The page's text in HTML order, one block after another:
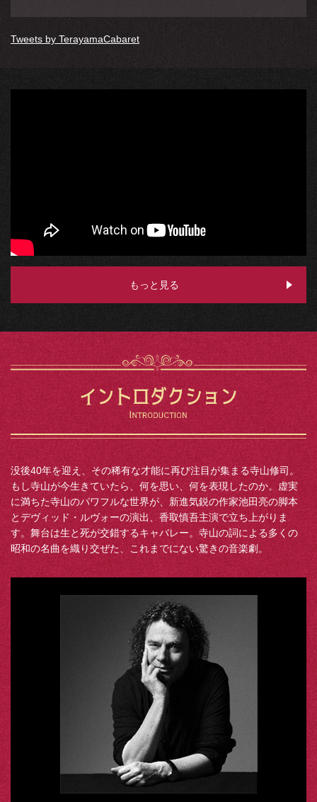
Tweets by TerayamaCabaret
もっと見る
没後40年を迎え、その稀有な才能に再び注目が集まる寺山修司。
もし寺山が今生きていたら、何を思い、何を表現したのか。虚実
に満ちた寺山のパワフルな世界が、新進気鋭の作家池田亮の脚本
とデヴィッド・ルヴォーの演出、香取慎吾主演で立ち上がりま
す。舞台は生と死が交錯するキャバレー。寺山の詞による多くの
昭和の名曲を織り交ぜた、これまでにない驚きの音楽劇。